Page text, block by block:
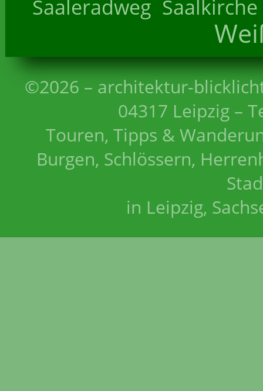
Saaleradweg Saalkirche
©2026 – architektur-
04317 Leipzig –
Touren, Tipps &
Burgen, Schlössern,
in Leipzig,